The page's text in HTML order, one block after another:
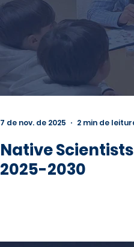
Native
2025-2030
7 de nov. de 2025 2 min de